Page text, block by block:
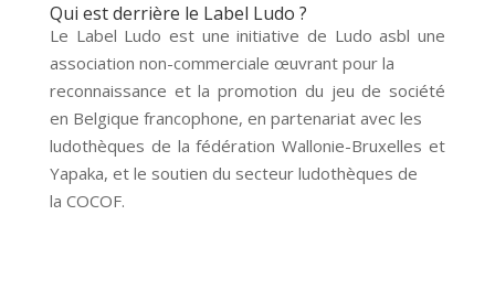
Qui est derrière le Label Ludo ?
Le Label Ludo est une initiative de Ludo asbl une
association non-commerciale œuvrant pour la
reconnaissance et la promotion du jeu de société
en Belgique francophone, en partenariat avec les
ludothèques de la fédération Wallonie-Bruxelles et
Yapaka, et le soutien du secteur ludothèques de
la COCOF.